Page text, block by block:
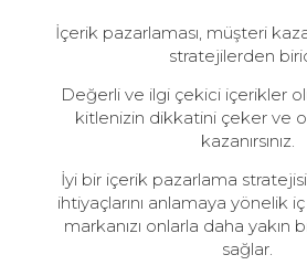
İçerik pazarlaması, müşteri
stratejilerden
Değerli ve ilgi çekici içerikler
kitlenizin dikkatini çeker ve
kazanırsınız.
İyi bir içerik pazarlama
ihtiyaçlarını anlamaya yönelik
markanızı onlarla daha yakın
sağlar.